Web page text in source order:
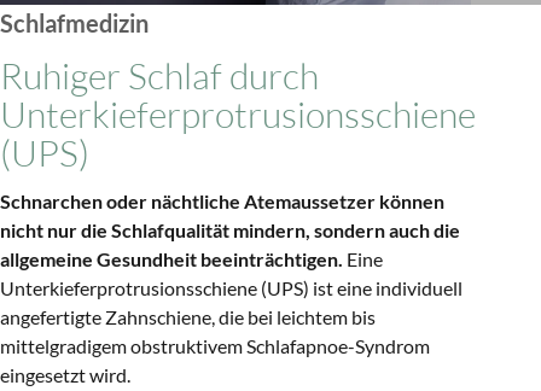
Schlafmedizin
Bleaching
Schlafmedizin
Ruhiger Schlaf durch
Unterkieferprotrusionsschiene
(UPS)
Schnarchen oder nächtliche Atemaussetzer können
nicht nur die Schlafqualität mindern, sondern auch die
allgemeine Gesundheit beeinträchtigen. Eine
Unterkieferprotrusionsschiene (UPS) ist eine individuell
angefertigte Zahnschiene, die bei leichtem bis
mittelgradigem obstruktivem Schlafapnoe-Syndrom
eingesetzt wird.